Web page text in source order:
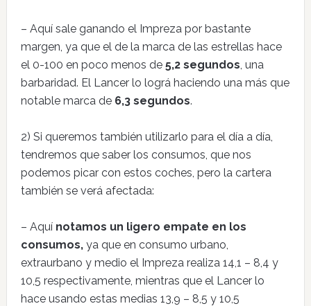
– Aquí sale ganando el Impreza por bastante
margen, ya que el de la marca de las estrellas hace
el 0-100 en poco menos de 5,2 segundos, una
barbaridad. El Lancer lo lográ haciendo una más que
notable marca de 6,3 segundos.
2) Si queremos también utilizarlo para el día a día,
tendremos que saber los consumos, que nos
podemos picar con estos coches, pero la cartera
también se verá afectada:
– Aquí notamos un ligero empate en los
consumos,ya que en consumo urbano,
extraurbano y medio el Impreza realiza 14,1 – 8,4 y
10,5 respectivamente, mientras que el Lancer lo
hace usando estas medias 13,9 – 8,5 y 10,5